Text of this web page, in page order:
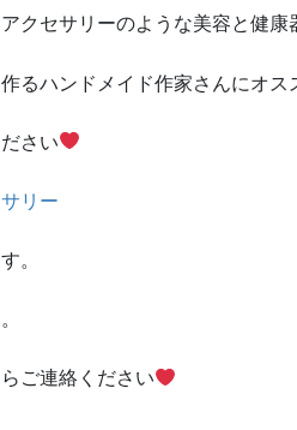
クセサリーのような美容と健康
るハンドメイド作家さんにオス
さい
リー
。
ご連絡ください